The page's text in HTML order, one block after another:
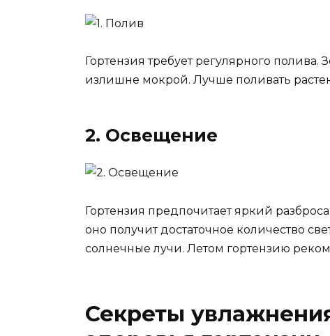
Гортензия требует регулярного
излишне мокрой. Лучше поливать
2. Освещение
Гортензия предпочитает яркий
оно получит достаточное количество
солнечные лучи. Летом гортензию
Секреты